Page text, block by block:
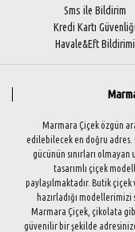
Sms ile Bildirim
Kredi Kartı Güvenliği
Havale&Eft Bildirimi
Marmara Çiçek özgün
edilebilecek en doğru adres.
gücünün sınırları
tasarımlı çiçek
paylaşılmaktadır. Butik
hazırladığı
Marmara Çiçek, çikolata
güvenilir bir şekilde